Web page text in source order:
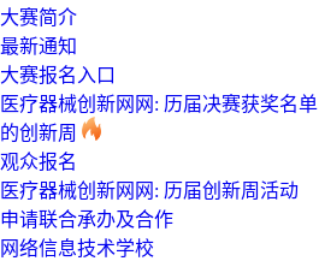
大赛简介
最新通知
大赛报名入口
医疗器械创新网网: 历届决赛获奖名单
的创新周
观众报名
医疗器械创新网网: 历届创新周活动
申请联合承办及合作
网络信息技术学校